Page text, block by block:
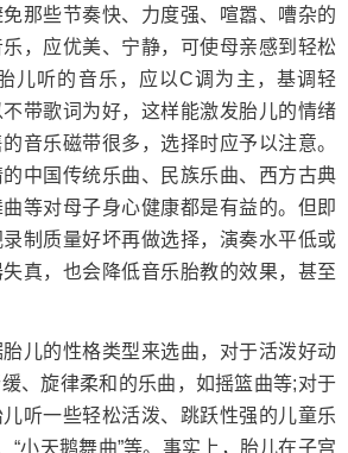
那些节奏快、力度强、喧嚣、嘈杂的
，应优美、宁静，可使母亲感到轻松
儿听的音乐，应以C调为主，基调轻
带歌词为好，这样能激发胎儿的情绪
音乐磁带很多，选择时应予以注意。
中国传统乐曲、民族乐曲、西方古典
等对母子身心健康都是有益的。但即
制质量好坏再做选择，演奏水平低或
真，也会降低音乐胎教的效果，甚至
儿的性格类型来选曲，对于活泼好动
、旋律柔和的乐曲，如摇篮曲等;对于
听一些轻松活泼、跳跃性强的儿童乐
“小天鹅舞曲”等。事实上，胎儿在子宫